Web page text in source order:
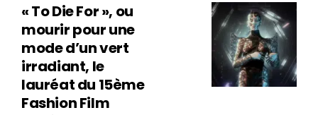
« To Die For », ou
mourir pour une
mode d’un vert
irradiant, le
lauréat du 15ème
Fashion Film